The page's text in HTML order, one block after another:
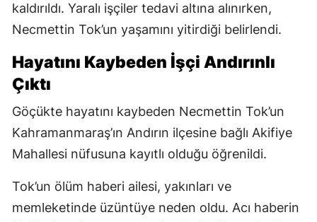
kaldırıldı. Yaralı işçiler tedavi altına alınırken,
Necmettin Tok’un yaşamını yitirdiği belirlendi.
Hayatını Kaybeden İşçi Andırınlı
Çıktı
Göçükte hayatını kaybeden Necmettin Tok’un
Kahramanmaraş’ın Andırın ilçesine bağlı Akifiye
Mahallesi nüfusuna kayıtlı olduğu öğrenildi.
Tok’un ölüm haberi ailesi, yakınları ve
memleketinde üzüntüye neden oldu. Acı haberin